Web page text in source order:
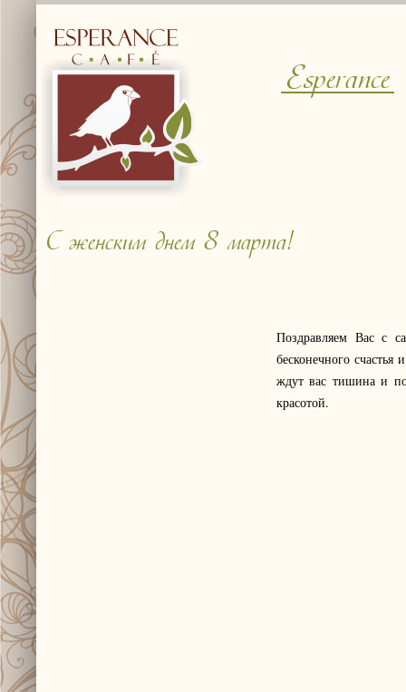
Esperance
С женским днем 8 марта!
Поздравляем Вас с
бесконечного
ждут вас тишина и
красотой.